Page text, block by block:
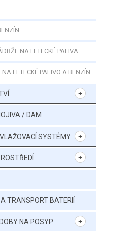
NA LETECKÉ PALIVA
LETECKÉ PALIVO A BENZÍN
/ DAM
SYSTÉMY
TRANSPORT BATERIÍ
NA POSYP